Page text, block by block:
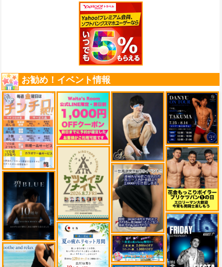
お勧め！イベント情報